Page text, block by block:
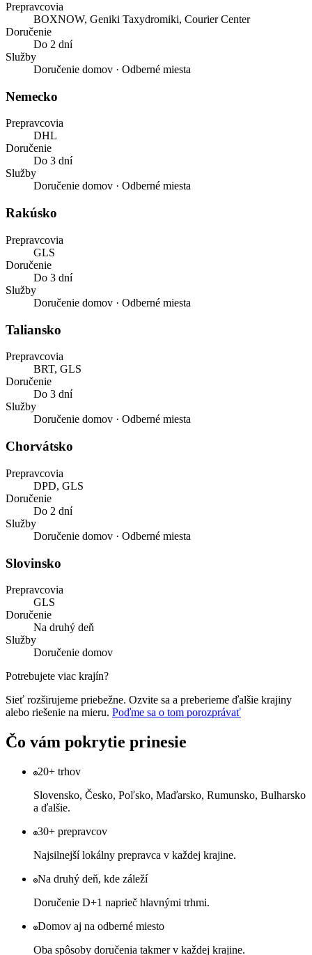
Prepravcovia
BOXNOW, Geniki Taxydromiki, Courier Center
Doručenie
Do 2 dní
Služby
Doručenie domov · Odberné miesta
Nemecko
Prepravcovia
DHL
Doručenie
Do 3 dní
Služby
Doručenie domov · Odberné miesta
Rakúsko
Prepravcovia
GLS
Doručenie
Do 3 dní
Služby
Doručenie domov · Odberné miesta
Taliansko
Prepravcovia
BRT, GLS
Doručenie
Do 3 dní
Služby
Doručenie domov · Odberné miesta
Chorvátsko
Prepravcovia
DPD, GLS
Doručenie
Do 2 dní
Služby
Doručenie domov · Odberné miesta
Slovinsko
Prepravcovia
GLS
Doručenie
Na druhý deň
Služby
Doručenie domov
Potrebujete viac krajín?
Sieť rozširujeme priebežne. Ozvite sa a preberieme ďalšie krajiny
alebo riešenie na mieru. Poďme sa o tom porozprávať
Čo vám pokrytie prinesie
20+ trhov
Slovensko, Česko, Poľsko, Maďarsko, Rumunsko, Bulharsko
a ďalšie.
30+ prepravcov
Najsilnejší lokálny prepravca v každej krajine.
Na druhý deň, kde záleží
Doručenie D+1 naprieč hlavnými trhmi.
Domov aj na odberné miesto
Oba spôsoby doručenia takmer v každej krajine.